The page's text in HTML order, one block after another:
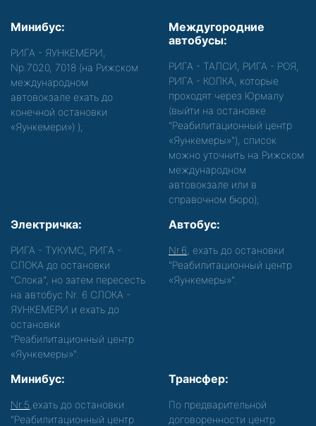
Минибус:
РИГА - ЯУНКЕМЕРИ,
Nр.7020, 7018 (на Рижском
международном
автовокзале ехать до
конечной остановки
«Яункемери») );
Междугородние
автобусы:
РИГА - ТАЛСИ, РИГА - РОЯ,
РИГА - КОЛКА, которые
проходят через Юрмалу
(выйти на остановке
"Реабилитационный центр
«Яункемеры»"), список
можно уточнить на Рижском
международном
автовокзале или в
справочном бюро);
Электричка:
РИГА - ТУКУМС, РИГА -
СЛОКА до остановки
"Слока", но затем пересесть
на автобус Nr. 6 СЛОКА -
ЯУНКЕМЕРИ и ехать до
остановки
"Реабилитационный центр
«Яункемеры»".
Автобус:
Nr.6 , ехать до остановки
"Реабилитационный центр
«Яункемеры»".
Минибус:
Nr.5 ,ехать до остановки
"Реабилитационный центр
Трансфер:
По предварительной
договоренности центр